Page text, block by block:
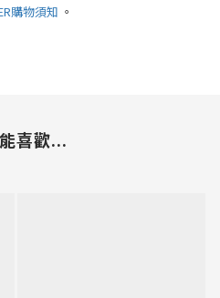
購物須知 。
喜歡...